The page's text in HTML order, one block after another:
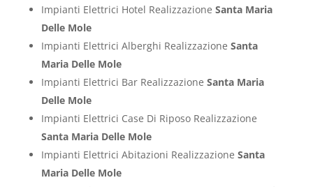
Impianti Elettrici Hotel Realizzazione Santa Maria
Delle Mole
Impianti Elettrici Alberghi Realizzazione Santa
Maria Delle Mole
Impianti Elettrici Bar Realizzazione Santa Maria
Delle Mole
Impianti Elettrici Case Di Riposo Realizzazione
Santa Maria Delle Mole
Impianti Elettrici Abitazioni Realizzazione Santa
Maria Delle Mole